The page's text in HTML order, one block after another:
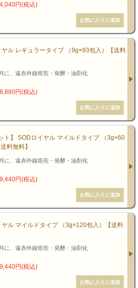
円(税込)
ヤル レギュラータイプ （9g×93包入）【送料
に、遠赤外線焙煎・発酵・油剤化
円(税込)
ト】 SODロイヤル マイルドタイプ （3g×60
料無料】
に、遠赤外線焙煎・発酵・油剤化
円(税込)
ヤル マイルドタイプ （3g×120包入）【送料
に、遠赤外線焙煎・発酵・油剤化
円(税込)